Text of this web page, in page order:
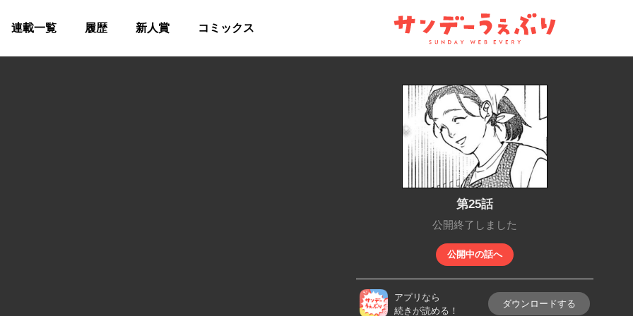
サンデーうぇぶり
連載一覧 履歴 新人賞 コミックス
第25話
公開終了しました
公開中の話へ
アプリなら
続きが読める！
ダウンロードする